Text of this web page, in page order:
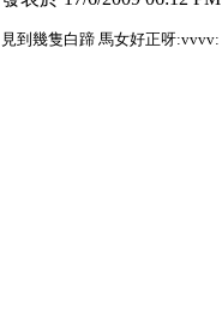
見到幾隻白蹄 馬女好正呀:vvvv: